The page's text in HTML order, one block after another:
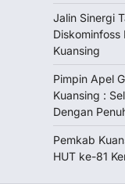
Jalin Sinergi
Diskominfoss
Kuansing
Pimpin Apel
Kuansing :
Dengan
Pemkab
HUT ke-81